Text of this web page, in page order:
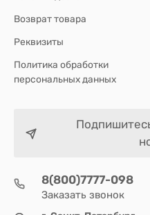
Возврат товара
Реквизиты
Политика обработки
персональных данных
8(800)7777-098
Заказать звонок